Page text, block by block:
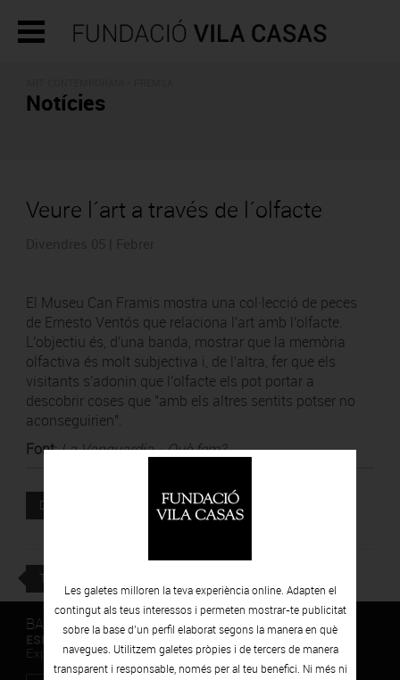
Notícies
Veure l´art a través de l´olfacte
El Museu Can Framis mostra una col·lecció de peces
de Ernesto Ventós que relaciona l'art amb l'olfacte.
L'objectiu és, d'una banda, mostrar que la memòria
olfactiva és molt subjectiva i, de l'altra, fer que els
visitants s'adonin que l'olfacte els pot portar a
descobrir coses que "amb els altres sentits potser no
aconseguirien".
Font:La Vanguardia - Què fem?
DESCARREGAR Document adjunt
TORNAR
BARCELONA
ESPAIS VOLART
Exposicions Temporals d'Art Contemporani
Les galetes milloren la teva experiència online. Adapten el
contingut als teus interessos i permeten mostrar-te publicitat
sobre la base d’un perfil elaborat segons la manera en què
navegues. Utilitzem galetes pròpies i de tercers de manera
transparent i responsable, només per al teu benefici. Ni més ni